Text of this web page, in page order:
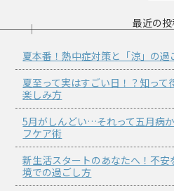
最近の
夏本番！熱中症対策と「涼」の過
夏至って実はすごい日！？知って
楽しみ方
5月がしんどい…それって五月病
フケア術
新生活スタートのあなたへ！不
境での過ごし方